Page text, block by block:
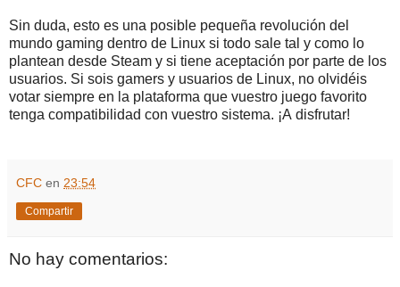
Sin duda, esto es una posible pequeña revolución del
mundo gaming dentro de Linux si todo sale tal y como lo
plantean desde Steam y si tiene aceptación por parte de los
usuarios. Si sois gamers y usuarios de Linux, no olvidéis
votar siempre en la plataforma que vuestro juego favorito
tenga compatibilidad con vuestro sistema. ¡A disfrutar!
CFC en 23:54
Compartir
No hay comentarios: